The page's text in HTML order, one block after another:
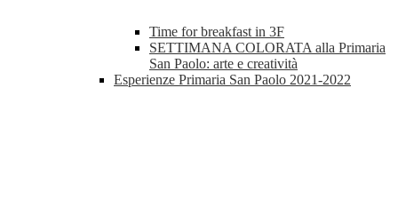
Time for breakfast in 3F
SETTIMANA COLORATA alla Primaria
San Paolo: arte e creatività
Esperienze Primaria San Paolo 2021-2022